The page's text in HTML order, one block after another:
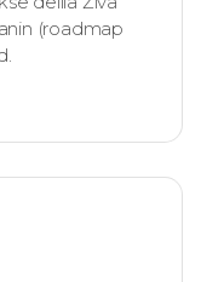
(roadmap